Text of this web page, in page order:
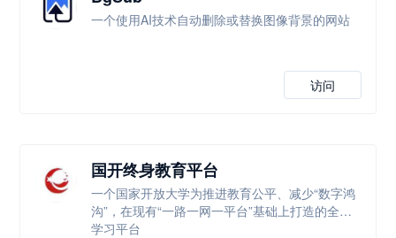
一个使用AI技术自动删除或替换图像背景的网站
访问
国开终身教育平台
一个国家开放大学为推进教育公平、减少“数字鸿
沟”，在现有“一路一网一平台”基础上打造的全新
学习平台